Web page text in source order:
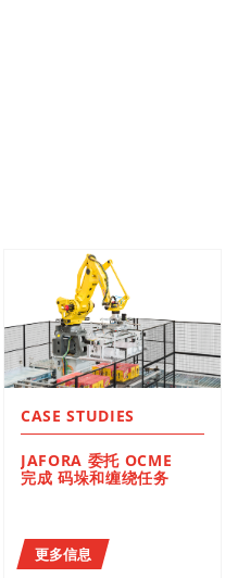
CASE STUDIES
JAFORA 委托 OCME
完成 码垛和缠绕任务
更多信息